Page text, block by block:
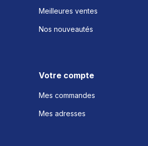
Meilleures ventes
Nos nouveautés
Votre compte
Mes commandes
Mes adresses